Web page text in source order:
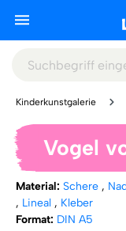
Kinderkunstgalerie
Vogel
Material: Schere ,
, Lineal , Kleber
Format: DIN A5